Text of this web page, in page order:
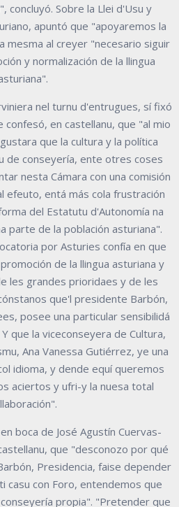
concluyó. Sobre la Llei d'Usu y
apuntó que "apoyaremos la
mesma al creyer "necesario siguir
y normalización de la llingua
nel turnu d'entrugues, sí fixó
confesó, en castellanu, que "al mio
que la cultura y la política
de conseyería, ente otres coses
nesta Cámara con una comisión
efeuto, entá más cola frustración
del Estatutu d'Autonomía na
parte de la población asturiana".
por Asturies confía en que
de la llingua asturiana y
les grandes prioridaes y de les
que'l presidente Barbón,
posee una particular sensibilidá
que la viceconseyera de Cultura,
Ana Vanessa Gutiérrez, ye una
idioma, y dende equí queremos
aciertos y ufri-y la nuesa total
boca de José Agustín Cuervas-
que "desconozo por qué
Presidencia, faise depender
casu con Foro, entendemos que
propia". "Pretender que